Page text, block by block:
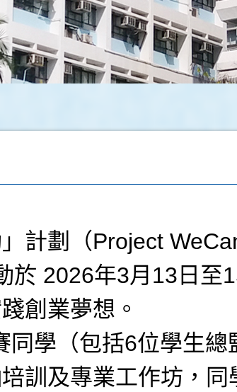
計劃（Project
2026年3月13日至
創業夢想。
學（包括6位學生
訓及專業工作坊，